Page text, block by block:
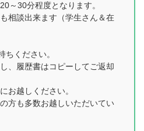
～30分程度となります。
相談出来ます（学生さん＆在
ちください。
、履歴書はコピーしてご返却
お越しください。
方も多数お越しいただいてい